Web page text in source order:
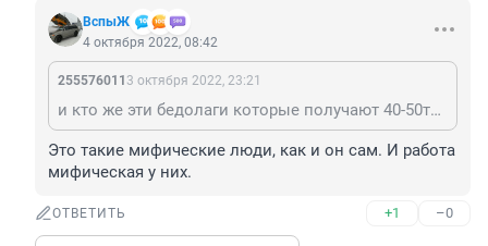
ВспыЖ
4 октября 2022, 08:42
255576011 3 октября 2022, 23:21
и кто же эти бедолаги которые получают 40-50тр за ту же работу что и вы!
Это такие мифические люди, как и он сам. И работа
мифическая у них.
ОТВЕТИТЬ +1 –0